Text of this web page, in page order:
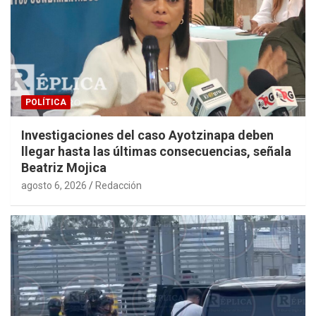
POLÍTICA
Investigaciones del caso Ayotzinapa deben
llegar hasta las últimas consecuencias, señala
Beatriz Mojica
agosto 6, 2026 Redacción